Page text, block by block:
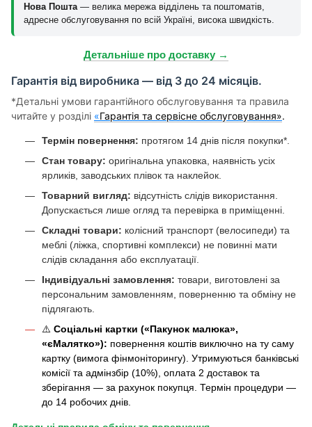
Нова Пошта — велика мережа відділень та поштоматів,
адресне обслуговування по всій Україні, висока швидкість.
Детальніше про доставку →
Гарантія від виробника — від 3 до 24 місяців.
*Детальні умови гарантійного обслуговування та правила
читайте у розділі «Гарантія та сервісне обслуговування».
Термін повернення: протягом 14 днів після покупки*.
Стан товару: оригінальна упаковка, наявність усіх
ярликів, заводських плівок та наклейок.
Товарний вигляд: відсутність слідів використання.
Допускається лише огляд та перевірка в приміщенні.
Складні товари: колісний транспорт (велосипеди) та
меблі (ліжка, спортивні комплекси) не повинні мати
слідів складання або експлуатації.
Індивідуальні замовлення: товари, виготовлені за
персональним замовленням, поверненню та обміну не
підлягають.
⚠️ Соціальні картки («Пакунок малюка»,
«єМалятко»): повернення коштів виключно на ту саму
картку (вимога фінмоніторингу). Утримуються банківські
комісії та адмінзбір (10%), оплата 2 доставок та
зберігання — за рахунок покупця. Термін процедури —
до 14 робочих днів.